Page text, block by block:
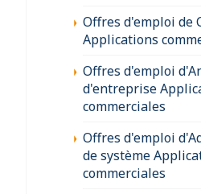
Offres d'emploi de
Applications
Offres d'emploi
d'entreprise
commerciales
Offres d'emploi
de système
commerciales